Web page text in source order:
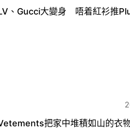
LV、Gucci大變身 唔着紅衫推
把家中堆積如山的衣